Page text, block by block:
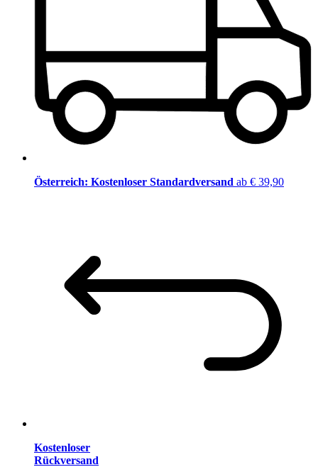
Österreich: Kostenloser Standardversand ab € 39,90
Kostenloser
Rückversand